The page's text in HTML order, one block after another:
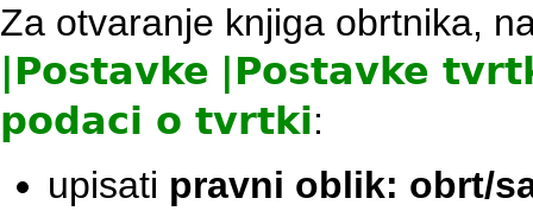
Za otvaranje knjiga obrtnika,
Postavke
Postavke
podaci o tvrtki:
upisati pravni oblik: obrt/